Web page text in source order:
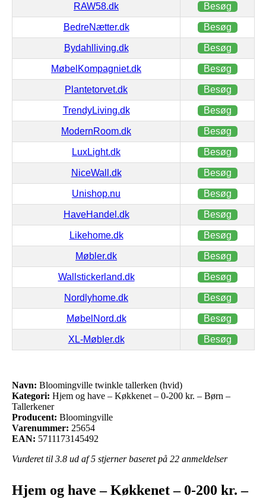
RAW58.dk Besøg
BedreNætter.dk Besøg
Bydahlliving.dk Besøg
MøbelKompagniet.dk Besøg
Plantetorvet.dk Besøg
TrendyLiving.dk Besøg
ModernRoom.dk Besøg
LuxLight.dk Besøg
NiceWall.dk Besøg
Unishop.nu Besøg
HaveHandel.dk Besøg
Likehome.dk Besøg
Møbler.dk Besøg
Wallstickerland.dk Besøg
Nordlyhome.dk Besøg
MøbelNord.dk Besøg
XL-Møbler.dk Besøg
Navn: Bloomingville twinkle tallerken (hvid)
Kategori: Hjem og have – Køkkenet – 0-200 kr. – Børn –
Tallerkener
Producent: Bloomingville
Varenummer: 25654
EAN: 5711173145492
Vurderet til 3.8 ud af 5 stjerner baseret på 22 anmeldelser
Hjem og have – Køkkenet – 0-200 kr. –